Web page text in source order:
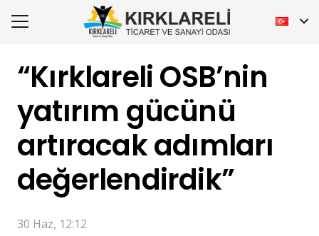
“Kırklareli OSB’nin
yatırım gücünü
artıracak adımları
değerlendirdik”
30 Haz, 12:12